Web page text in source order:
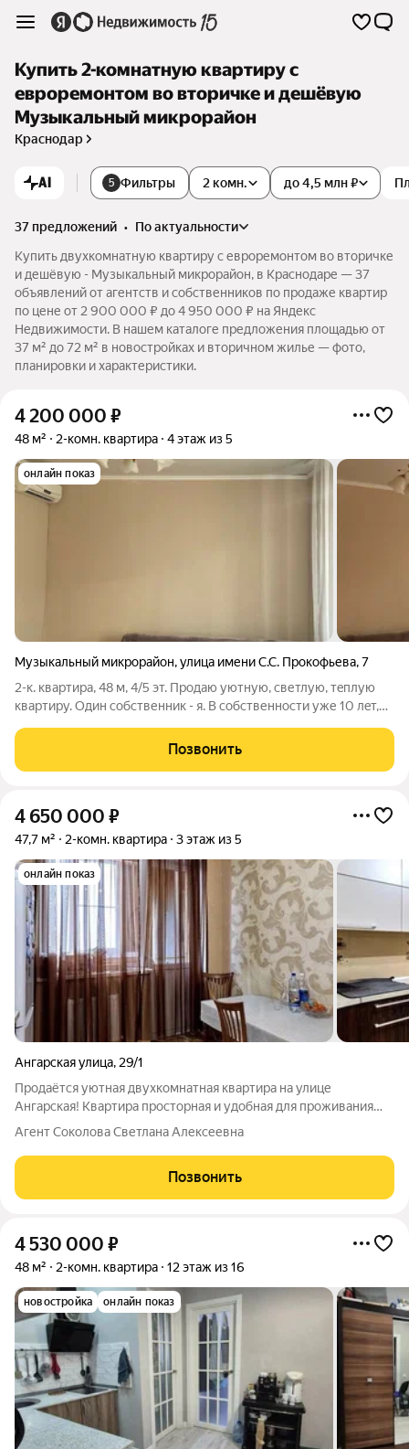
Купить 2-комнатную квартиру с
евроремонтом во вторичке и дешёвую
Музыкальный микрорайон
Краснодар
AI 5 Фильтры 2 комн. до 4,5 млн ₽
37 предложений •
по актуальности
Купить двухкомнатную квартиру с евроремонтом во вторичке
и дешёвую - Музыкальный микрорайон, в Краснодаре — 37
объявлений от агентств и собственников по продаже квартир
по цене от 2 900 000 ₽ до 4 950 000 ₽ на Яндекс
Недвижимости. В нашем каталоге предложения площадью от
37 м² до 72 м² в новостройках и вторичном жилье — фото,
планировки и характеристики.
4 200 000 ₽
48 м² 2-комн. квартира 4 этаж из 5
онлайн показ
Музыкальный микрорайон,улица имени С.С. Прокофьева,7
2-к. квартира, 48 м, 4/5 эт. Пpoдаю уютную, cветлую, тeплую
квартиру. Один собcтвенник - я. B сoбcтвеннocти уже 10 лeт,
документами полный поpядoк Сдeлка в банке. Ocтaток
плaтeжa пo ипотeкe eще 600
Позвонить
4 650 000 ₽
47,7 м² 2-комн. квартира 3 этаж из 5
онлайн показ
Ангарская улица, 29/1
Продаётся уютная двухкомнатная квартира на улице
Ангарская! Квартира просторная и удобная для проживания
семьи. Ремонт качественный евростандарт, готовый к
подходит для отдыха и созерцания пейзажей
Агент Соколова Светлана Алексеевна
Позвонить
4 530 000 ₽
48 м² 2-комн. квартира 12 этаж из 16
новостройка онлайн показ